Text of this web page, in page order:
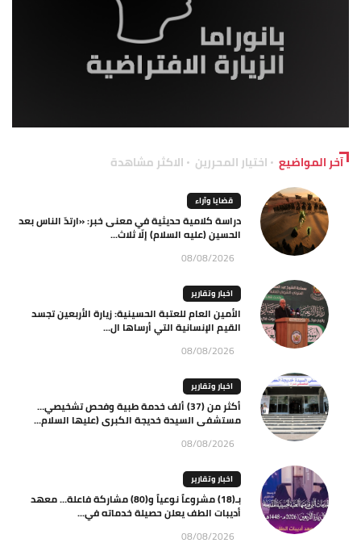
آخر المواضيع اختيار المحررين الاكثر مشاهدة
قضايا وآراء
دراسة كلامية حديثية في معنى خبر: «ارتدّ الناس بعد
الحسين (عليه السلام) إلّا ثلاث...
08/08/2026
اخبار وتقارير
الأمين العام للعتبة الحسينية: زيارة الأربعين تجسد
القيم الإنسانية التي أرساها ال...
08/08/2026
اخبار وتقارير
أكثر من (37) ألف خدمة طبية وفحص تشخيصي…
مستشفى السيدة خديجة الكبرى (عليها السلام...
08/08/2026
اخبار وتقارير
بـ(18) مشروعاً نوعياً و(80) مشاركة فاعلة… معهد
أديبات الطف يعلن حصيلة خدماته في...
08/08/2026